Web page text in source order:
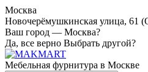
Москва
Новочерёмушкинская улица, 61
Ваш город — Москва?
Да, все верно Выбрать другой?
Мебельная фурнитура в Москве